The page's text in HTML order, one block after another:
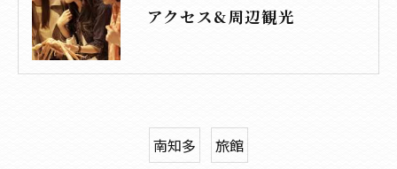
アクセス&周辺観光
南知多 旅館